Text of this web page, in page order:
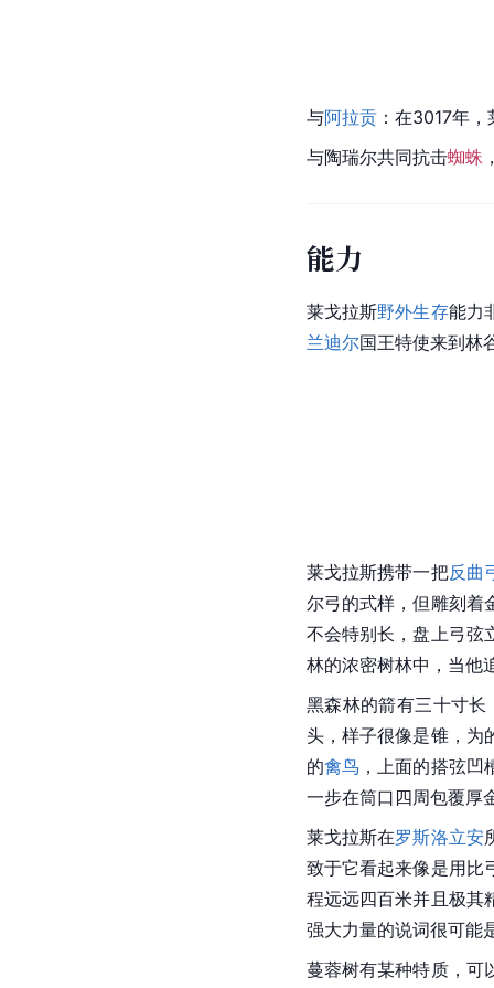
与阿拉贡 ：在3017年
与陶瑞尔共同抗击蜘蛛
能力
莱戈拉斯野外生存能力
兰迪尔国王特使来到林
莱戈拉斯携带一把反曲
尔弓的式样，但雕刻着
不会特别长，盘上弓弦
林的浓密树林中，当他
黑森林的箭有三十寸
头 ，样子很像是锥，
的禽鸟 ，上面的搭弦
一步在筒口四周包覆厚
莱戈拉斯在罗斯洛立安
致于它看起来像是用比
程远远四百米并且极其
强大力量的说词很可能
蔓蓉树有某种特质，可